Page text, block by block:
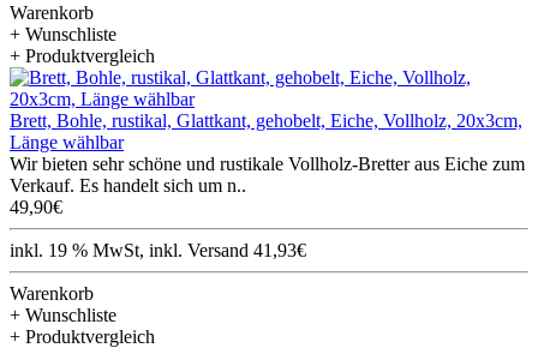
Warenkorb
+ Wunschliste
+ Produktvergleich
Brett, Bohle, rustikal, Glattkant, gehobelt, Eiche, Vollholz, 20x3cm,
Länge wählbar
Wir bieten sehr schöne und rustikale Vollholz-Bretter aus Eiche zum
Verkauf. Es handelt sich um n..
49,90€
inkl. 19 % MwSt, inkl. Versand 41,93€
Warenkorb
+ Wunschliste
+ Produktvergleich